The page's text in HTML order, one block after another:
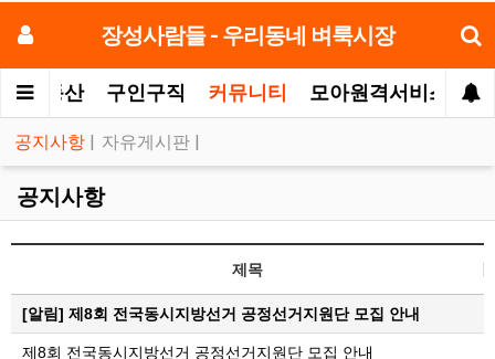
장성사람들 - 우리동네 벼룩시장
부동산 구인구직 커뮤니티 모아원격서비스
공지사항 | 자유게시판 |
공지사항
제목
[알림] 제8회 전국동시지방선거 공정선거지원단 모집 안내
제8회 전국동시지방선거 공정선거지원단 모집 안내